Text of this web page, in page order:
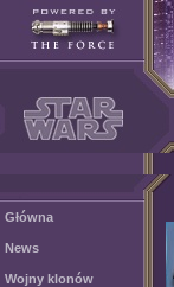
Główna
News
Wojny klonów